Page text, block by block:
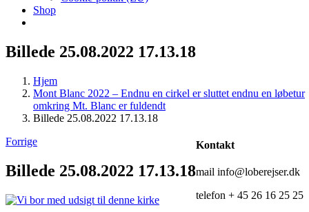
Shop
Billede 25.08.2022 17.13.18
Hjem
Mont Blanc 2022 – Endnu en cirkel er sluttet endnu en løbetur
omkring Mt. Blanc er fuldendt
Billede 25.08.2022 17.13.18
Forrige
Billede 25.08.2022 17.13.18
Kontakt
mail info@loberejser.dk
telefon + 45 26 16 25 25